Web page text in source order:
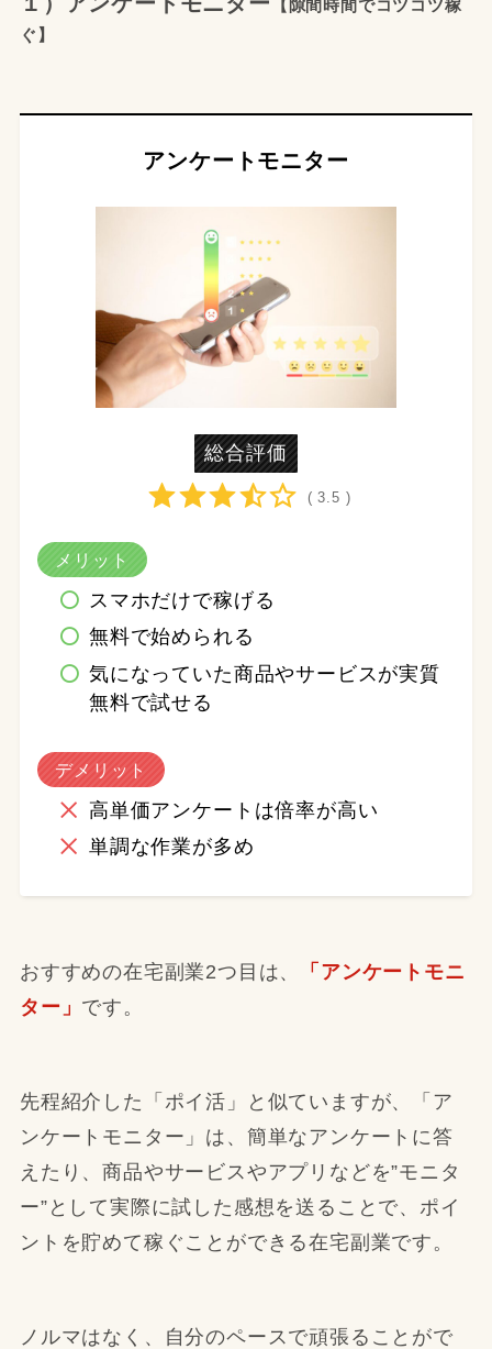
【隙間時間でコツコツ稼
ぐ】
アンケートモニター
総合評価
( 3.5 )
メリット
スマホだけで稼げる
無料で始められる
気になっていた商品やサービスが実質
無料で試せる
デメリット
高単価アンケートは倍率が高い
単調な作業が多め
おすすめの在宅副業2つ目は、
「アンケートモニ
ター」 です。
先程紹介した「ポイ活」と似ていますが、「ア
ンケートモニター」は、簡単なアンケートに答
えたり、商品やサービスやアプリなどを”モニタ
ー”として実際に試した感想を送ることで、ポイ
ントを貯めて稼ぐことができる在宅副業です。
ノルマはなく、自分のペースで頑張ることがで